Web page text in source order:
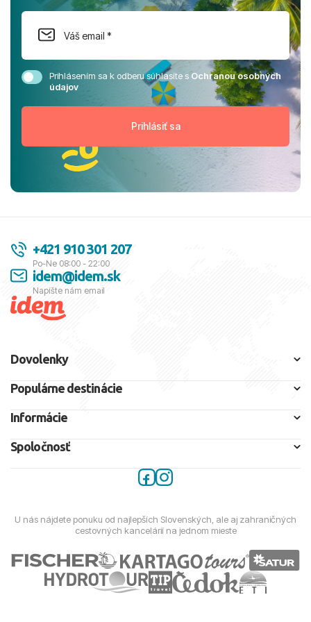
Prihlásením sa k odberu súhlasíte sOchranou osobných
údajov
+421 910 301 207
Po-Ne 08:00 - 22:00
idem@idem.sk
Napíšte nám email
Dovolenky
Populárne destinácie
Informácie
Spoločnosť
U nás nájdete ponuku od najlepších Slovenských, ale aj zahraničných
cestovných kancelárií na jednom mieste